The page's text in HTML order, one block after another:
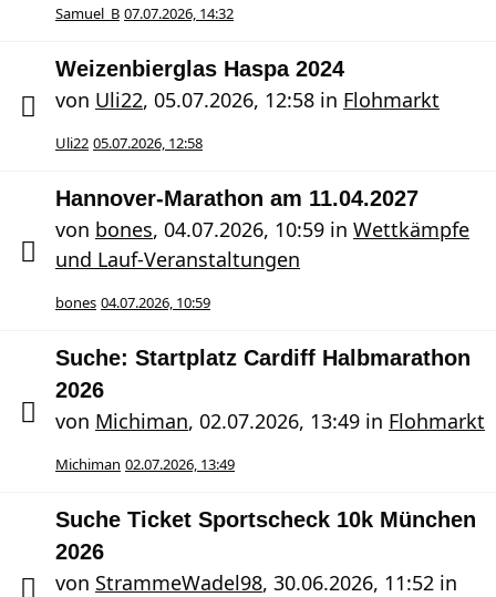
Samuel_B 07.07.2026, 14:32
Weizenbierglas Haspa 2024
von Uli22, 05.07.2026, 12:58 in Flohmarkt
Uli22 05.07.2026, 12:58
Hannover-Marathon am 11.04.2027
von bones, 04.07.2026, 10:59 in Wettkämpfe
und Lauf-Veranstaltungen
bones 04.07.2026, 10:59
Suche: Startplatz Cardiff Halbmarathon
2026
von Michiman, 02.07.2026, 13:49 in Flohmarkt
Michiman 02.07.2026, 13:49
Suche Ticket Sportscheck 10k München
2026
von StrammeWadel98, 30.06.2026, 11:52 in